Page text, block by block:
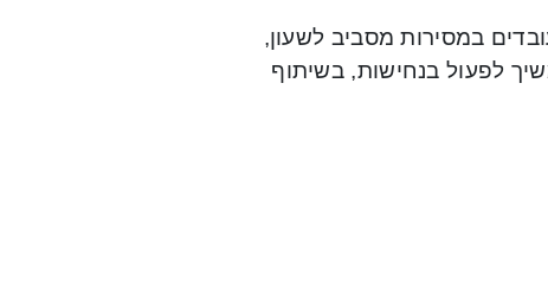
במסירות מסביב לשעון,
לפעול בנחישות, בשיתוף